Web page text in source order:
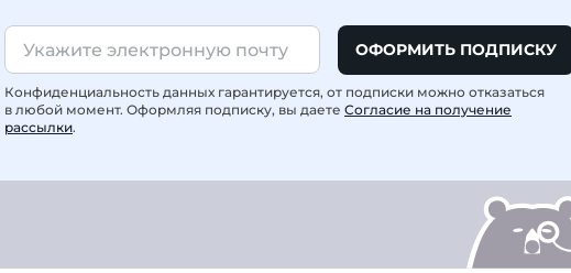
ОФОРМИТЬ ПОДПИСКУ
Конфиденциальность данных гарантируется, от подписки можно отказаться
в любой момент. Оформляя подписку, вы даете Согласие на получение
рассылки.